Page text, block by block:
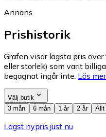
Annons
Prishistorik
Grafen visar lägsta pris
eller storlek) som varit
begagnat ingår inte. Läs
Välj butik
3 mån
6 mån 1 år 2 år Allt
Lägst nypris just nu